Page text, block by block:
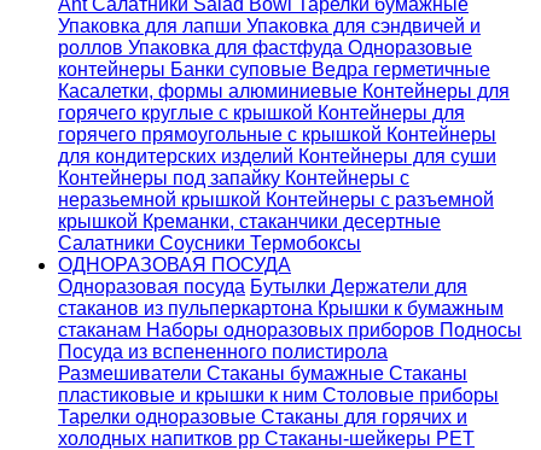
AntСалатники Salad Bowl Тарелки бумажные
Упаковка для лапши Упаковка для сэндвичей и
роллов Упаковка для фастфуда Одноразовые
контейнеры Банки суповые Ведра герметичные
Касалетки, формы алюминиевые Контейнеры для
горячего круглые с крышкой Контейнеры для
горячего прямоугольные с крышкой Контейнеры
для кондитерских изделий Контейнеры для суши
Контейнеры под запайку Контейнеры с
неразьемной крышкой Контейнеры с разъемной
крышкой Креманки, стаканчики десертные
Салатники Соусники Термобоксы
ОДНОРАЗОВАЯ ПОСУДА
Одноразовая посуда Бутылки Держатели для
стаканов из пульперкартона Крышки к бумажным
стаканам Наборы одноразовых приборов Подносы
Посуда из вспененного полистирола
Размешиватели Стаканы бумажные Стаканы
пластиковые и крышки к ним Столовые приборы
Тарелки одноразовые Стаканы для горячих и
холодных напитков pp Стаканы-шейкеры PET